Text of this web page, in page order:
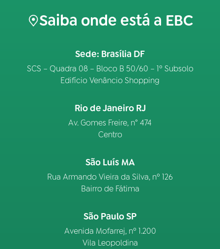
Saiba onde está a EBC
Sede: Brasília DF
SCS – Quadra 08 – Bloco B 50/60 – 1º Subsolo
Edifício Venâncio Shopping
Rio de Janeiro RJ
Av. Gomes Freire, n° 474
Centro
São Luís MA
Rua Armando Vieira da Silva, nº 126
Bairro de Fátima
São Paulo SP
Avenida Mofarrej, nº 1.200
Vila Leopoldina